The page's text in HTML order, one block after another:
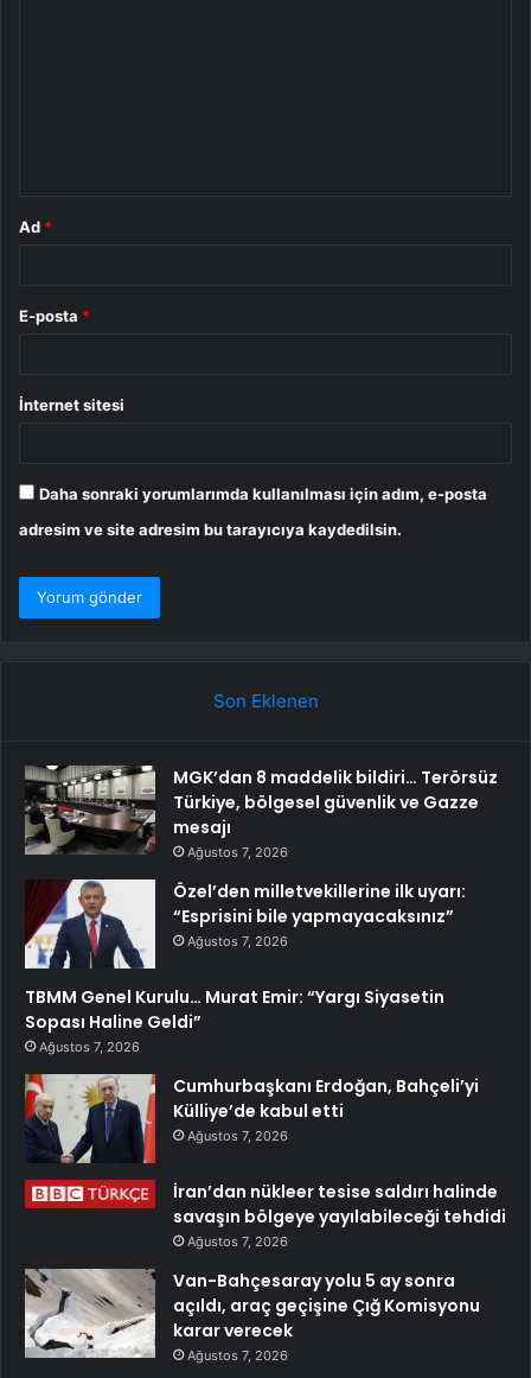
Ad *
E-posta *
İnternet sitesi
Daha sonraki yorumlarımda kullanılması için adım, e-posta
adresim ve site adresim bu tarayıcıya kaydedilsin.
Son Eklenen
MGK’dan 8 maddelik bildiri… Terörsüz
Türkiye, bölgesel güvenlik ve Gazze
mesajı
Ağustos 7, 2026
Özel’den milletvekillerine ilk uyarı:
“Esprisini bile yapmayacaksınız”
Ağustos 7, 2026
TBMM Genel Kurulu… Murat Emir: “Yargı Siyasetin
Sopası Haline Geldi”
Ağustos 7, 2026
Cumhurbaşkanı Erdoğan, Bahçeli’yi
Külliye’de kabul etti
Ağustos 7, 2026
İran’dan nükleer tesise saldırı halinde
savaşın bölgeye yayılabileceği tehdidi
Ağustos 7, 2026
Van-Bahçesaray yolu 5 ay sonra
açıldı, araç geçişine Çığ Komisyonu
karar verecek
Ağustos 7, 2026